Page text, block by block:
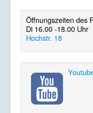
Öffnungszeiten des
Di 16.00 -18.00 Uhr
Hochstr. 18